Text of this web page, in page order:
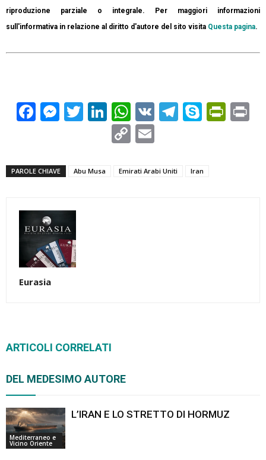
riproduzione parziale o integrale. Per maggiori informazioni
sull'informativa in relazione al diritto d'autore del sito visita Questa pagina.
Facebook
Messenger
TwitterLinkedIn
WhatsApp
VK Telegram
Skype
Copy
PAROLE CHIAVE Abu Musa Emirati Arabi Uniti Iran
Eurasia
ARTICOLI CORRELATI
DEL MEDESIMO AUTORE
Mediterraneo e
Vicino Oriente
L’IRAN E LO STRETTO DI HORMUZ